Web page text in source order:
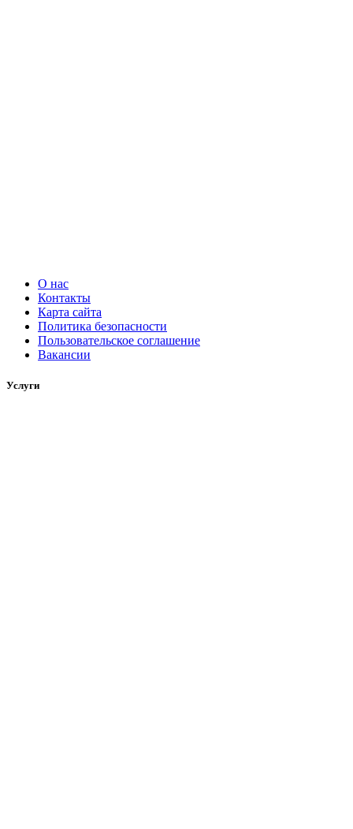
О нас
Контакты
Карта сайта
Политика безопасности
Пользовательское соглашение
Вакансии
Услуги